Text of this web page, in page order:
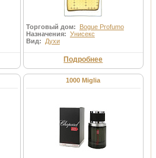
Торговый дом: Bogue Profumo
Назначения: Унисекс
Вид: Духи
Подробнее
1000 Miglia